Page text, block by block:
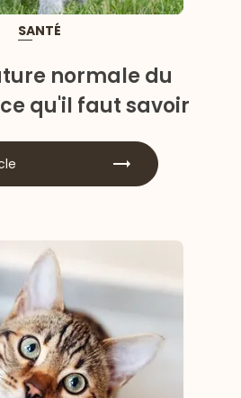
SANTÉ
normale du
qu'il faut savoir